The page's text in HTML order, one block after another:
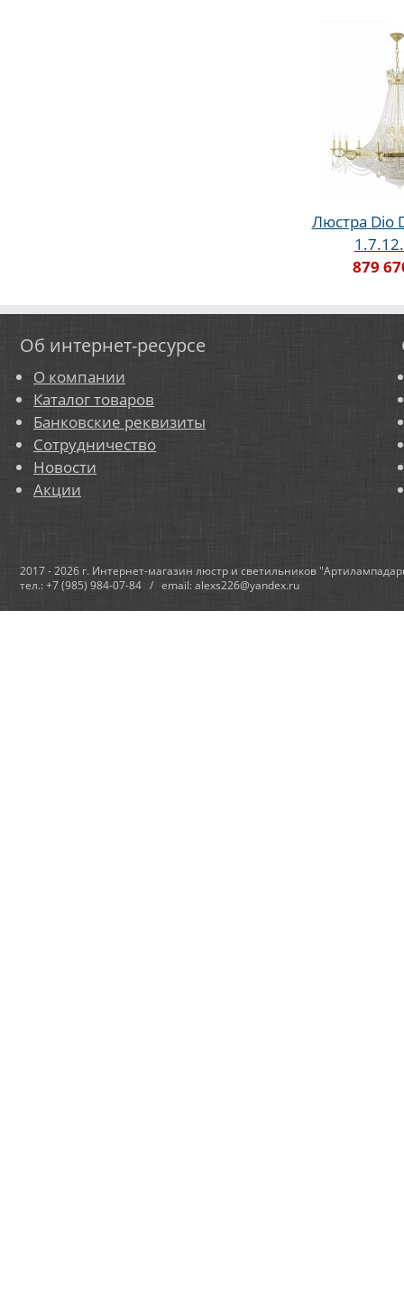
Люстра Dio
879
Об интернет-ресурсе
О компании
Каталог товаров
Банковские реквизиты
Сотрудничество
Новости
Акции
2017 - 2026 г. Интернет-магазин люстр и светильников
тел.: +7 (985) 984-07-84 / email: alexs226@yandex.ru